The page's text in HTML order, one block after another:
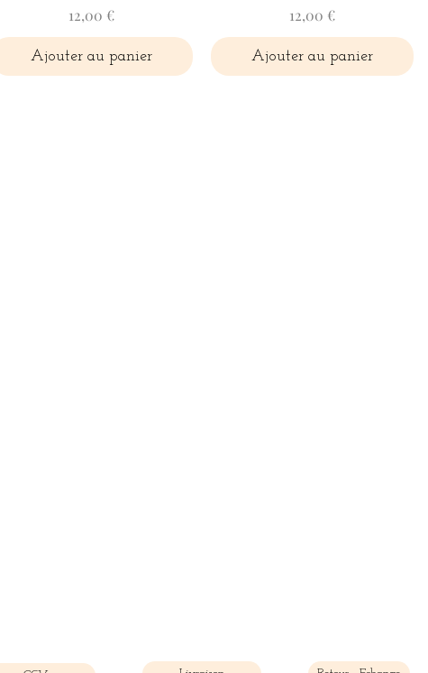
Prix
12,00 €
Ajouter au panier
Prix
12,00 €
Ajouter au panier